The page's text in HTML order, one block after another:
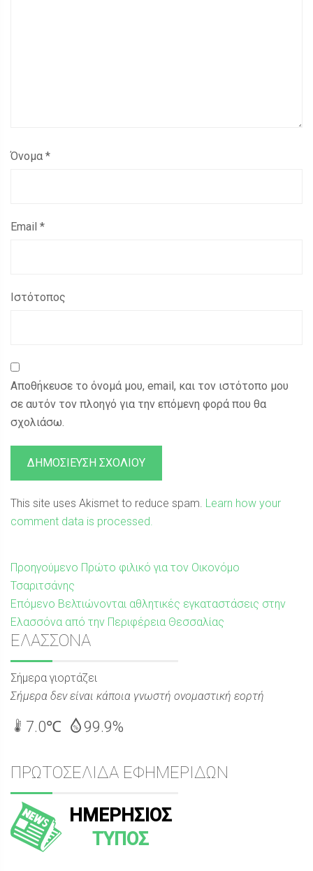
Όνομα *
Email *
Ιστότοπος
Αποθήκευσε το όνομά μου, email, και τον ιστότοπο μου
σε αυτόν τον πλοηγό για την επόμενη φορά που θα
σχολιάσω.
This site uses Akismet to reduce spam. Learn how your
comment data is processed.
Πλοήγηση
άρθρων
Προηγούμενο Προηγούμενη
Πρώτο φιλικό για τον Οικονόμο
Τσαριτσάνης
Επόμενο Επόμενη
δημοσίευση:
Βελτιώνονται αθλητικές εγκαταστάσεις στην
Ελασσόνα από την Περιφέρεια Θεσσαλίας
Sidebar
ΕΛΑΣΣΟΝΑ
Σήμερα γιορτάζει
Σήμερα δεν είναι κάποια γνωστή ονομαστική εορτή
7.0℃ 99.9%
ΠΡΩΤΟΣΕΛΙΔΑ ΕΦΗΜΕΡΙΔΩΝ
ΗΜΕΡΗΣΙΟΣ
ΤΥΠΟΣ